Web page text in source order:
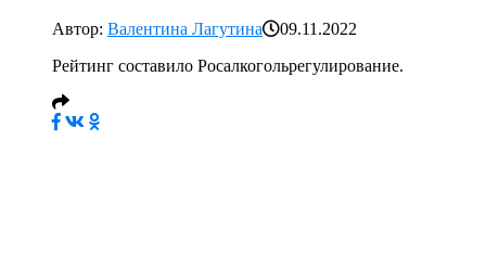
Автор: Валентина Лагутина
09.11.2022
Рейтинг составило Росалкогольрегулирование.